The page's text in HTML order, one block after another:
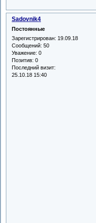
Sadovnik4
Постоянные
Зарегистрирован: 19.09.18
Сообщений: 50
Уважение: 0
Позитив: 0
Последний визит:
25.10.18 15:40